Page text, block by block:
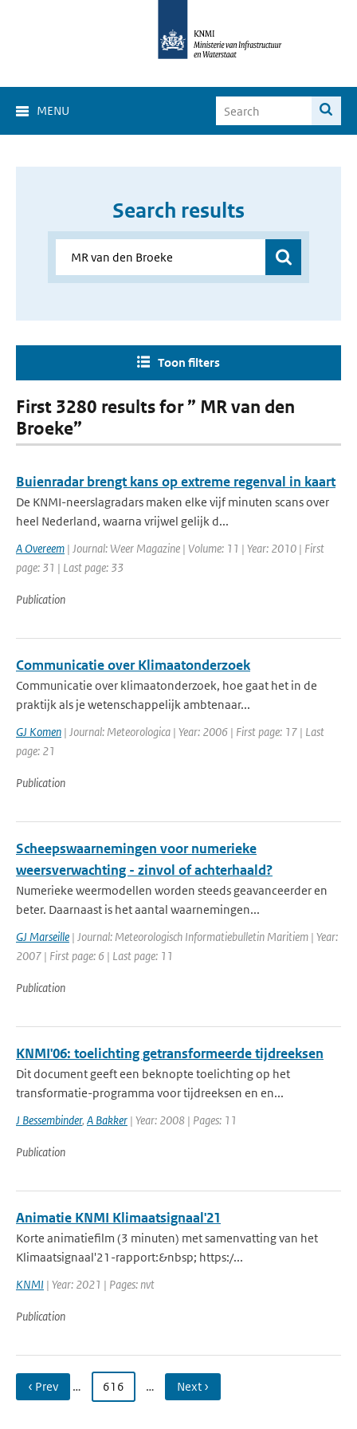
MENU
Search results
Toon filters
First 3280 results for ” MR van den
Broeke”
Buienradar brengt kans op extreme regenval in kaart
De KNMI-neerslagradars maken elke vijf minuten scans over
heel Nederland, waarna vrijwel gelijk d...
A Overeem | Journal: Weer Magazine | Volume: 11 | Year: 2010 | First
page: 31 | Last page: 33
Publication
Communicatie over Klimaatonderzoek
Communicatie over klimaatonderzoek, hoe gaat het in de
praktijk als je wetenschappelijk ambtenaar...
GJ Komen | Journal: Meteorologica | Year: 2006 | First page: 17 | Last
page: 21
Publication
Scheepswaarnemingen voor numerieke
weersverwachting - zinvol of achterhaald?
Numerieke weermodellen worden steeds geavanceerder en
beter. Daarnaast is het aantal waarnemingen...
GJ Marseille | Journal: Meteorologisch Informatiebulletin Maritiem | Year:
2007 | First page: 6 | Last page: 11
Publication
KNMI'06: toelichting getransformeerde tijdreeksen
Dit document geeft een beknopte toelichting op het
transformatie-programma voor tijdreeksen en en...
J Bessembinder, A Bakker | Year: 2008 | Pages: 11
Publication
Animatie KNMI Klimaatsignaal'21
Korte animatiefilm (3 minuten) met samenvatting van het
Klimaatsignaal'21-rapport:&nbsp; https:/...
KNMI | Year: 2021 | Pages: nvt
Publication
‹ Prev … 616 … Next ›